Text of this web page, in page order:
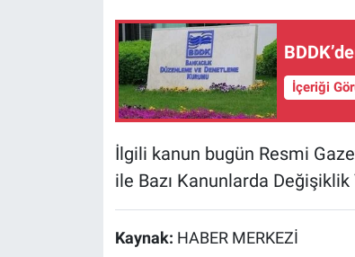
İçeriği
İlgili kanun bugün Resmi
ile Bazı Kanunlarda Değişiklik
Kaynak: HABER MERKEZİ